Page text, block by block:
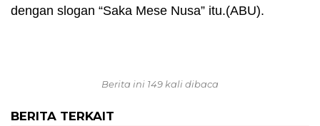
dengan slogan “Saka Mese Nusa” itu.(ABU).
Berita ini 149 kali dibaca
BERITA TERKAIT